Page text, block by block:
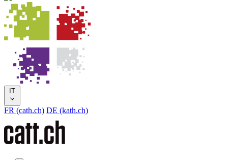
IT
FR (cath.ch) DE (kath.ch)